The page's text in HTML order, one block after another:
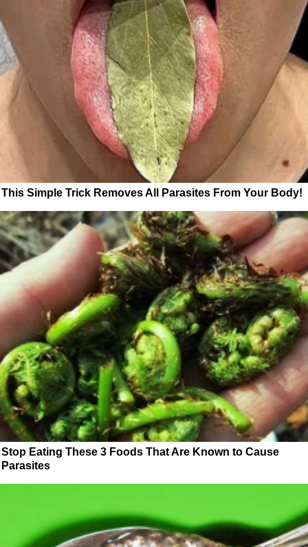
This Simple Trick Removes All Parasites From Your Body!
Stop Eating These 3 Foods That Are Known to Cause
Parasites